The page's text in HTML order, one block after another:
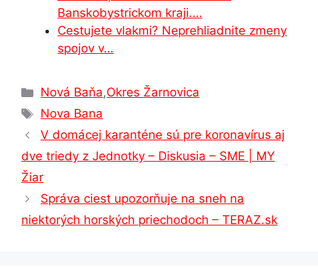
Banskobystrickom kraji.…
Cestujete vlakmi? Neprehliadnite zmeny
spojov v…
Kategórie
Nová Baňa,Okres Žarnovica
Značky
Nova Bana
V domácej karanténe sú pre koronavírus aj
dve triedy z Jednotky – Diskusia – SME | MY
Žiar
Správa ciest upozorňuje na sneh na
niektorých horských priechodoch – TERAZ.sk